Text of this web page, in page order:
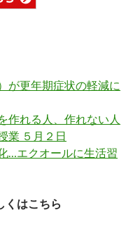
が更年期症状の軽減に
作れる人、作れない人
業 ５月２日
…エクオールに生活習
くはこちら